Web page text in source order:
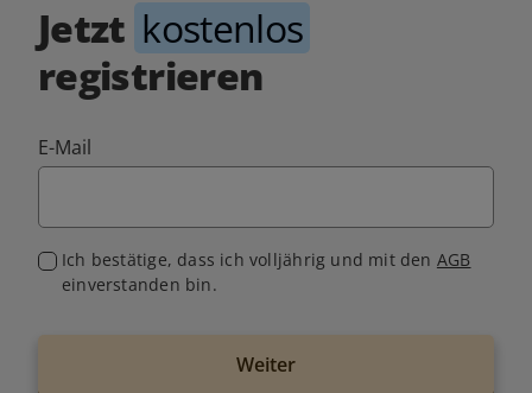
Jetzt kostenlos
registrieren
E-Mail
Ich bestätige, dass ich volljährig und mit den AGB
einverstanden bin.
Weiter